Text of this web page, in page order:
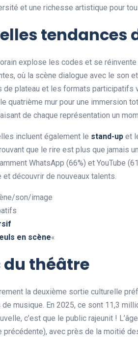
et une richesse artistique pour
tendances
explose les codes et se
où la scène dialogue avec le son
de plateau et les formats participatifs
quatrième mur pour une immersion
de chaque représentation un
incluent également le stand-up et
que le rire est plus que jamais
WhatsApp (66%) et YouTube
et découvrir de nouveaux talents.
son/image
en scène«
du théâtre
la deuxième sortie culturelle
musique. En 2025, ce sont 11,3
c’est que le public rajeunit !
précédente), avec près de la moitié